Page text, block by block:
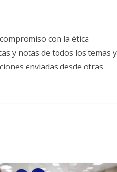
con la ética
y notas de todos los temas y
enviadas desde otras